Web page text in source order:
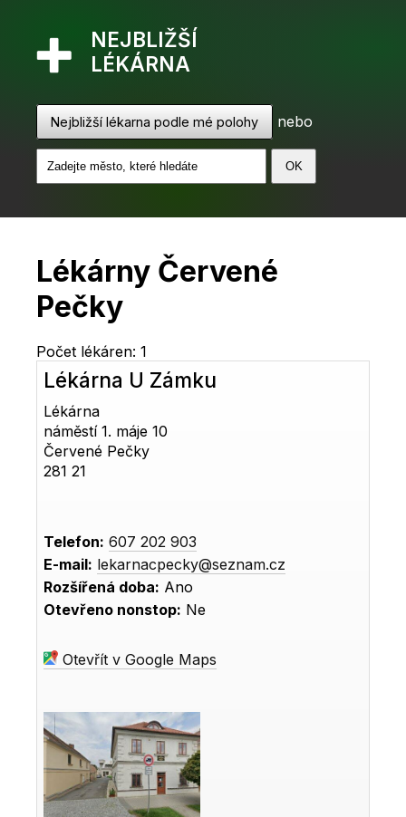
NEJBLIŽŠÍ
LÉKÁRNA
Nejbližší lékarna podle mé polohy nebo
Lékárny Červené
Pečky
Počet lékáren: 1
Lékárna U Zámku
Lékárna
náměstí 1. máje 10
Červené Pečky
281 21
Telefon: 607 202 903
E-mail: lekarnacpecky@seznam.cz
Rozšířená doba: Ano
Otevřeno nonstop: Ne
Otevřít v Google Maps